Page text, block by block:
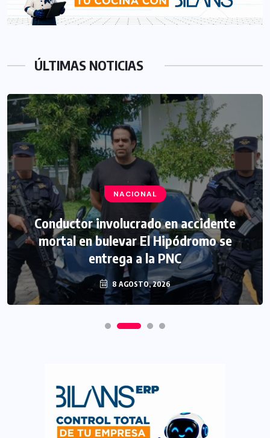
ÚLTIMAS NOTICIAS
NACIONAL
Conductor involucrado en accidente
mortal en bulevar El Hipódromo se
entrega a la PNC
8 AGOSTO, 2026